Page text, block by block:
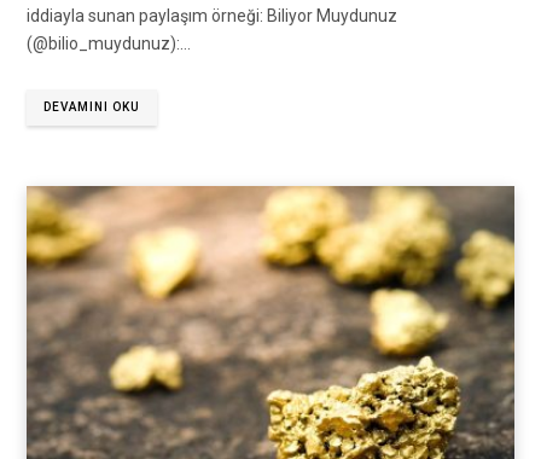
iddiayla sunan paylaşım örneği: Biliyor Muydunuz
(@bilio_muydunuz):…
DEVAMINI OKU